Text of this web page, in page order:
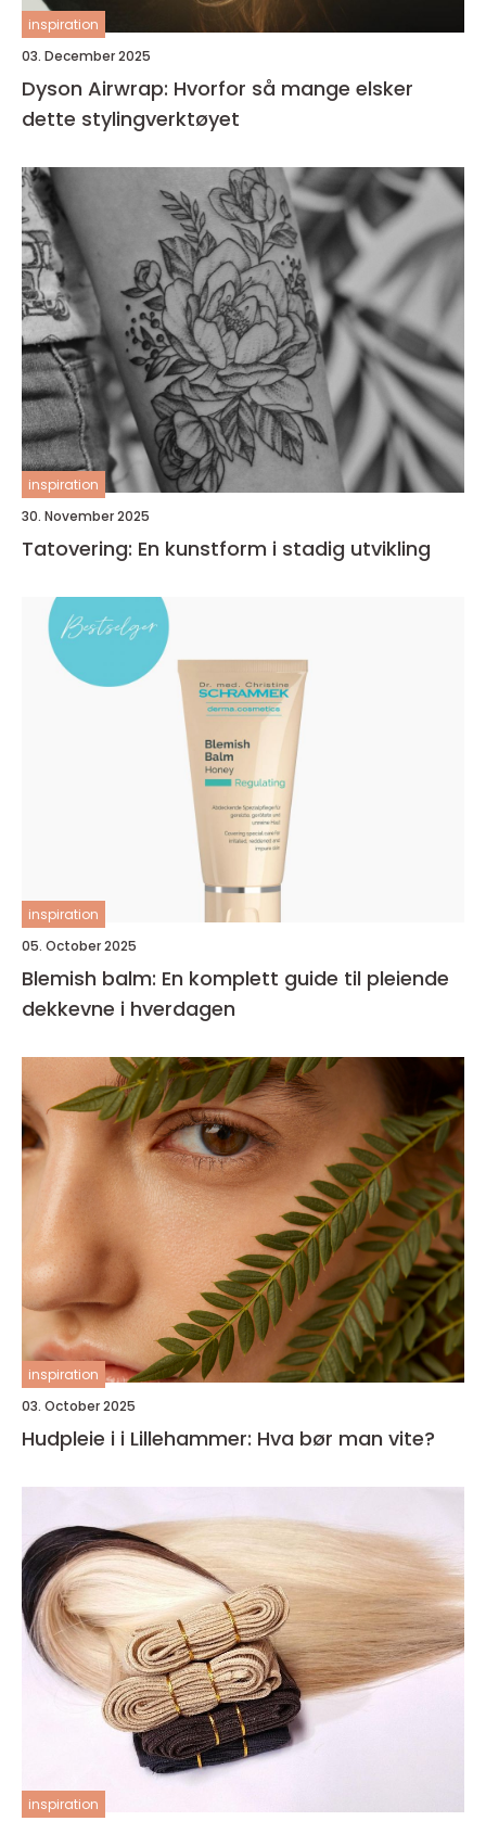
inspiration
03. December 2025
Dyson Airwrap: Hvorfor så mange elsker
dette stylingverktøyet
inspiration
30. November 2025
Tatovering: En kunstform i stadig utvikling
inspiration
05. October 2025
Blemish balm: En komplett guide til pleiende
dekkevne i hverdagen
inspiration
03. October 2025
Hudpleie i i Lillehammer: Hva bør man vite?
inspiration